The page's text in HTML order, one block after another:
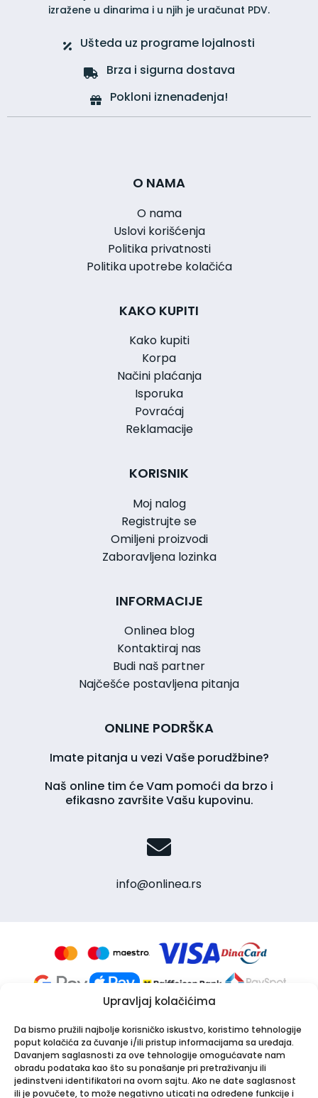
Upravljaj kolačićima
Da bismo pružili najbolje korisničko iskustvo, koristimo tehnologije
poput kolačića za čuvanje i/ili pristup informacijama sa uređaja.
Davanjem saglasnosti za ove tehnologije omogućavate nam
obradu podataka kao što su ponašanje pri pretraživanju ili
jedinstveni identifikatori na ovom sajtu. Ako ne date saglasnost
ili je povučete, to može negativno uticati na određene funkcije i
izražene u dinarima i u njih je uračunat PDV.
Ušteda uz programe lojalnosti
Brza i sigurna dostava
Pokloni iznenađenja!
O NAMA
O nama
Uslovi korišćenja
Politika privatnosti
Politika upotrebe kolačića
KAKO KUPITI
Kako kupiti
Korpa
Načini plaćanja
Isporuka
Povraćaj
Reklamacije
KORISNIK
Moj nalog
Registrujte se
Omiljeni proizvodi
Zaboravljena lozinka
INFORMACIJE
Onlinea blog
Kontaktiraj nas
Budi naš partner
Najčešće postavljena pitanja
ONLINE PODRŠKA
Imate pitanja u vezi Vaše porudžbine?
Naš online tim će Vam pomoći da brzo i
efikasno završite Vašu kupovinu.
info@onlinea.rs
Apotekarska ustanova Onlinea